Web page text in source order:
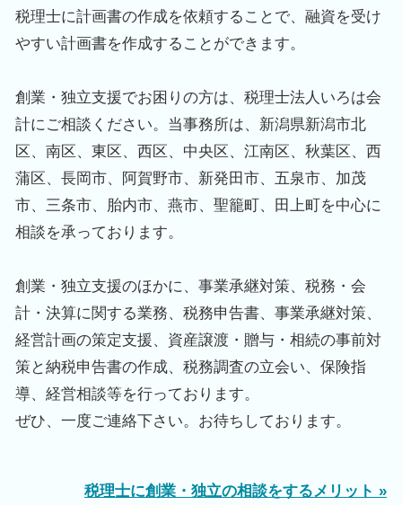
税理士に計画書の作成を依頼することで、融資を受け
やすい計画書を作成することができます。
創業・独立支援でお困りの方は、税理士法人いろは会
計にご相談ください。当事務所は、新潟県新潟市北
区、南区、東区、西区、中央区、江南区、秋葉区、西
蒲区、長岡市、阿賀野市、新発田市、五泉市、加茂
市、三条市、胎内市、燕市、聖籠町、田上町を中心に
相談を承っております。
創業・独立支援のほかに、事業承継対策、税務・会
計・決算に関する業務、税務申告書、事業承継対策、
経営計画の策定支援、資産譲渡・贈与・相続の事前対
策と納税申告書の作成、税務調査の立会い、保険指
導、経営相談等を行っております。
ぜひ、一度ご連絡下さい。お待ちしております。
税理士に創業・独立の相談をするメリット »